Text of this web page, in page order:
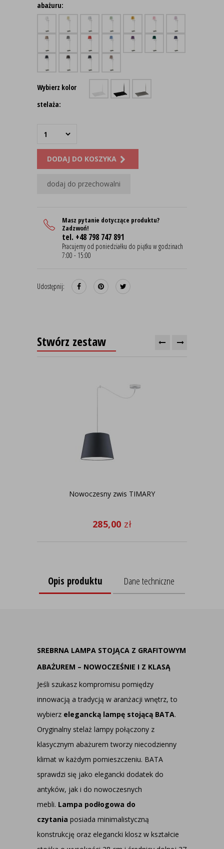
abażuru:
Wybierz kolor
stelaża:
DODAJ DO KOSZYKA
dodaj do przechowalni
Masz pytanie dotyczące produktu?
Zadzwoń!
tel. +48 798 747 891
Pracujemy od poniedziałku do piątku w godzinach
7:00 - 15:00
Udostępnij:
Stwórz zestaw
Nowoczesny zwis TIMARY
285,00 zł
Opis produktu Dane techniczne
SREBRNA LAMPA STOJĄCA Z GRAFITOWYM
ABAŻUREM – NOWOCZEŚNIE I Z KLASĄ
Jeśli szukasz kompromisu pomiędzy
innowacją a tradycją w aranżacji wnętrz, to
wybierz elegancką lampę stojącą BATA.
Oryginalny stelaż lampy połączony z
klasycznym abażurem tworzy niecodzienny
klimat w każdym pomieszczeniu. BATA
sprawdzi się jako elegancki dodatek do
antyków, jak i do nowoczesnych
mebli. Lampa podłogowa do
czytania posiada minimalistyczną
konstrukcję oraz elegancki klosz w kształcie